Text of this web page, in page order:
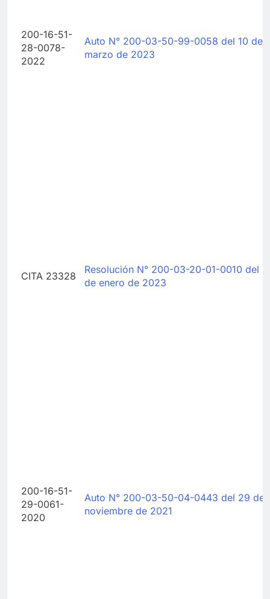
200-16-51-
28-0078-
2022
Auto N° 200-03-50-99-0058 del 10 de
marzo de 2023
CITA 23328
Resolución N° 200-03-20-01-0010 del
de enero de 2023
200-16-51-
29-0061-
2020
Auto N° 200-03-50-04-0443 del 29 de
noviembre de 2021